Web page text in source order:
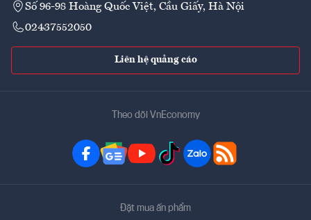
Số 96-98 Hoàng Quốc Việt, Cầu Giấy, Hà Nội
02437552050
Liên hệ quảng cáo
Theo dõi VnEconomy
Đặt mua ấn phẩm